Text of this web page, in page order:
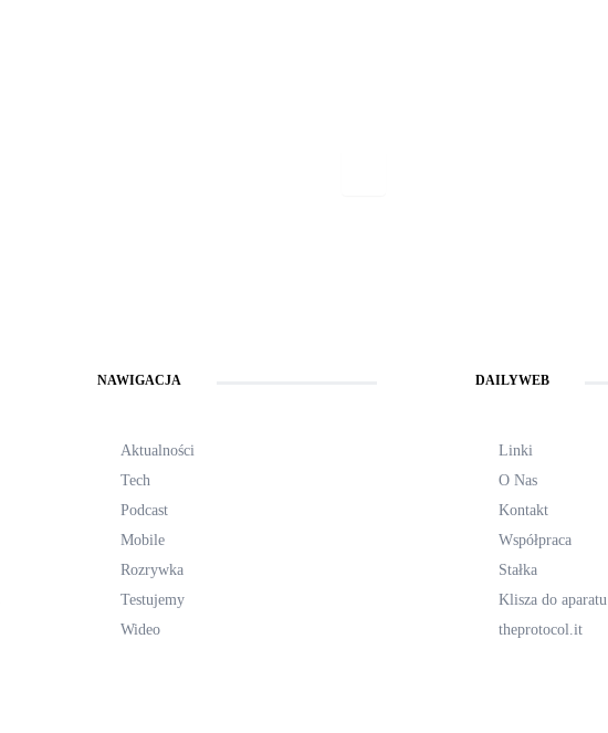
NAWIGACJA
Aktualności
Tech
Podcast
Mobile
Rozrywka
Testujemy
Wideo
DAILYWEB
Linki
O Nas
Kontakt
Współpraca
Stałka
Klisza do aparatu
theprotocol.it